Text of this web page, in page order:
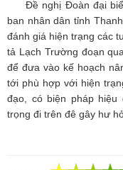
Đề nghị Đoàn đại
ban nhân dân tỉnh
đánh giá hiện trạng các
tả Lạch Trường đoạn
để đưa vào kế hoạch
tới phù hợp với hiện
đạo, có biện pháp
trọng đi trên đê gây hư